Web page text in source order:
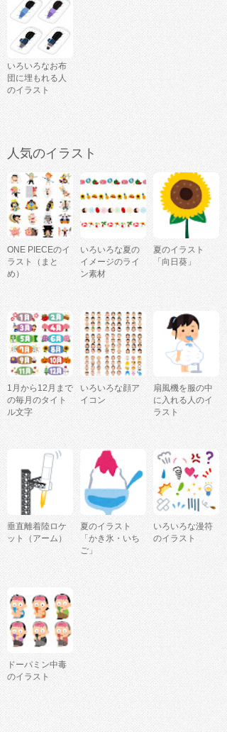
いろいろなお布
団に埋もれる人
のイラスト
人気のイラスト
ONE PIECEのイ
ラスト（まと
め）
いろいろな夏の
イメージのライ
ン素材
夏のイラスト
「向日葵」
1月から12月まで
の毎月のタイト
ル文字
いろいろな顔ア
イコン
扇風機を服の中
に入れる人のイ
ラスト
垂直離着陸ロケ
ット（アーム）
夏のイラスト
「かき氷・いち
ご」
いろいろな漫符
のイラスト
ドーパミン中毒
のイラスト